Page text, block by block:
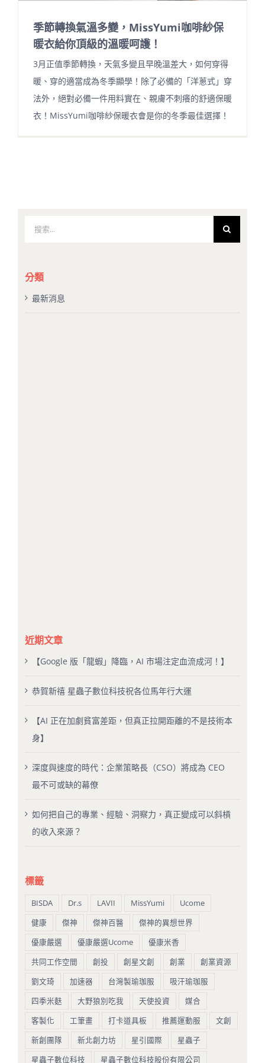
季節轉換氣溫多變，MissYumi咖啡紗保
暖衣給你頂級的溫暖呵護！
3月正值季節轉換，天氣多變且早晚溫差大，如何穿得
暖、穿的適當成為冬季顯學！除了必備的「洋蔥式」穿
法外，絕對必備一件用料實在、親膚不刺癢的舒適保暖
衣！MissYumi咖啡紗保暖衣會是你的冬季最佳選擇！
果：
分類
最新消息
近期文章
【Google 版「龍蝦」降臨，AI 市場注定血流成河！】
恭賀新禧 星蟲子數位科技祝各位馬年行大運
【AI 正在加劇貧富差距，但真正拉開距離的不是技術本
身】
深度與速度的時代：企業策略長（CSO）將成為 CEO
最不可或缺的幕僚
如何把自己的專業、經驗、洞察力，真正變成可以斜槓
的收入來源？
標籤
BISDA Dr.s LAVII MissYumi
Ucome
健康
傑神 傑神百醫
傑神的異想世界
優康嚴選
優康嚴選Ucome
優康米香
共同工作空間
創投 創星文創 創業
創業資源
劉文琦
加速器 台灣製瑜珈服
吸汗瑜珈服
四季米麩
大野狼別吃我 天使投資
媒合
客製化
工筆畫 打卡道具板 推薦運動服
文創
新創團隊
新北創力坊 星引國際
星蟲子
星蟲子數位科技
星蟲子數位科技股份有限公司